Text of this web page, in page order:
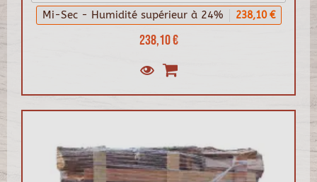
238,10 €
Mi-Sec - Humidité supérieur à 24% 238,10 €